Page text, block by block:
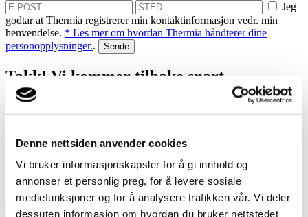
Denne nettsiden anvender cookies
Vi bruker informasjonskapsler for å gi innhold og
annonser et personlig preg, for å levere sosiale
mediefunksjoner og for å analysere trafikken vår. Vi deler
dessuten informasjon om hvordan du bruker nettstedet
Jeg
godtar at Thermia registrerer min kontaktinformasjon vedr. min
henvendelse. * Les mer om hvordan Thermia håndterer dine
personopplysninger..
Takk! Vi kommer tilbake snart.
Mislyktes
Bestill et hjemmebesøk
Vi hjelper deg med å finne ut hvor mye du kan spare med en
varmepumpe!